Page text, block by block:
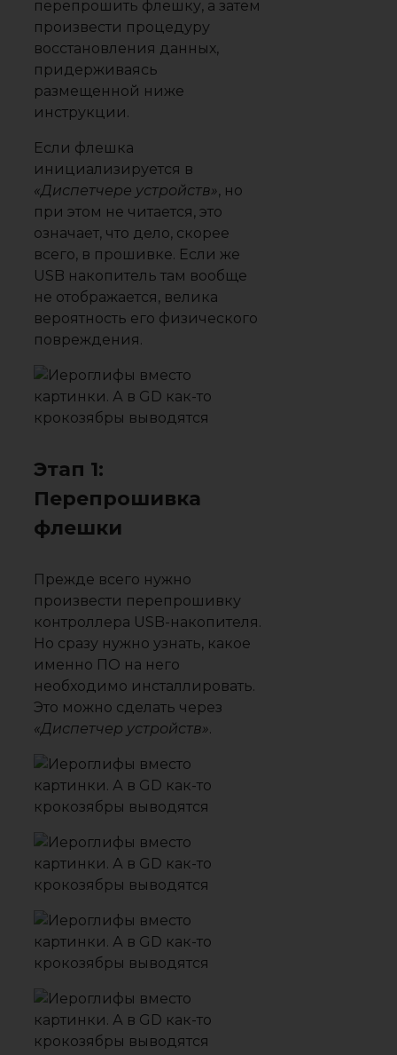
перепрошить флешку, а затем
произвести процедуру
восстановления данных,
придерживаясь
размещенной ниже
инструкции.
Если флешка
инициализируется в
«Диспетчере устройств», но
при этом не читается, это
означает, что дело, скорее
всего, в прошивке. Если же
USB накопитель там вообще
не отображается, велика
вероятность его физического
повреждения.
Этап 1:
Перепрошивка
флешки
Прежде всего нужно
произвести перепрошивку
контроллера USB-накопителя.
Но сразу нужно узнать, какое
именно ПО на него
необходимо инсталлировать.
Это можно сделать через
«Диспетчер устройств».